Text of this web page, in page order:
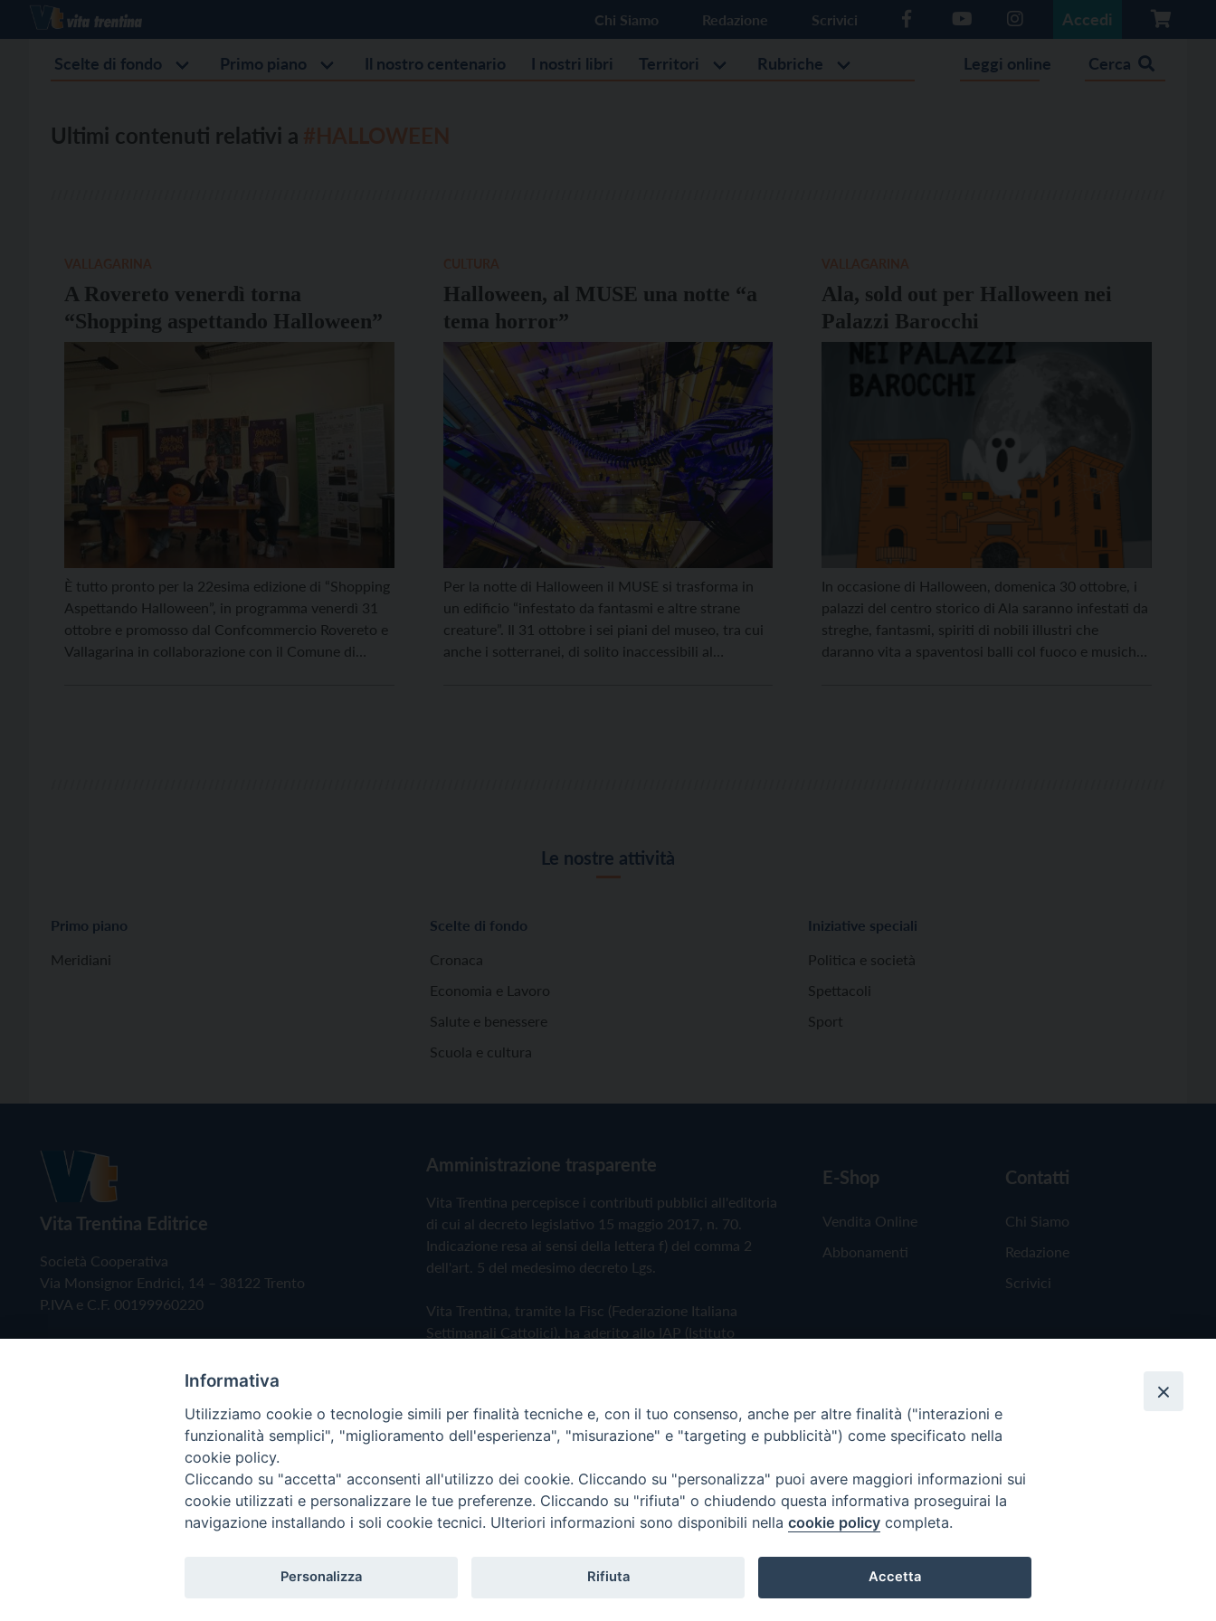
Chi Siamo Redazione Scrivici Accedi
Scelte di fondo Primo piano Il nostro centenario I nostri libri Territori Rubriche Leggi online Cerca
Ultimi contenuti relativi a
A Rovereto venerdì torna
“Shopping aspettando Halloween”
È tutto pronto per la 22esima edizione di “Shopping
Aspettando Halloween”, in programma venerdì 31
ottobre e promosso dal Confcommercio Rovereto e
Vallagarina in collaborazione con il Comune di
Halloween, al MUSE una notte “a
tema horror”
Per la notte di Halloween il MUSE si trasforma in
un edificio “infestato da fantasmi e altre strane
creature”. Il 31 ottobre i sei piani del museo, tra cui
anche i sotterranei, di solito inaccessibili al
Ala, sold out per Halloween nei
Palazzi Barocchi
In occasione di Halloween, domenica 30 ottobre, i
palazzi del centro storico di Ala saranno infestati da
streghe, fantasmi, spiriti di nobili illustri che
daranno vita a spaventosi balli col fuoco e musiche
Le nostre attività
Primo piano
Meridiani
Scelte di fondo
Cronaca
Economia e Lavoro
Salute e benessere
Scuola e cultura
Iniziative speciali
Politica e società
Spettacoli
Sport
Vita Trentina Editrice
Società Cooperativa
Via Monsignor Endrici, 14 – 38122 Trento
P.IVA e C.F. 00199960220
Amministrazione trasparente
Vita Trentina percepisce i contributi pubblici all'editoria
di cui al decreto legislativo 15 maggio 2017, n. 70.
Indicazione resa ai sensi della lettera f) del comma 2
dell'art. 5 del medesimo decreto Lgs.
Vita Trentina, tramite la Fisc (Federazione Italiana
Settimanali Cattolici), ha aderito allo IAP (Istituto
Privacy Policy Cookie Policy
E-Shop
Vendita Online
Abbonamenti
Contatti
Chi Siamo
Redazione
Scrivici
Copyright © 2019 - Tutti i diritti riservati - Vita Trentina Editrice
Informativa
Utilizziamo cookie o tecnologie simili per finalità tecniche e, con il tuo consenso, anche per altre finalità ("interazioni e
funzionalità semplici", "miglioramento dell'esperienza", "misurazione" e "targeting e pubblicità") come specificato nella
cookie policy.
Cliccando su "accetta" acconsenti all'utilizzo dei cookie. Cliccando su "personalizza" puoi avere maggiori informazioni sui
cookie utilizzati e personalizzare le tue preferenze. Cliccando su "rifiuta" o chiudendo questa informativa proseguirai la
navigazione installando i soli cookie tecnici. Ulteriori informazioni sono disponibili nella cookie policy completa.
Personalizza Rifiuta Accetta